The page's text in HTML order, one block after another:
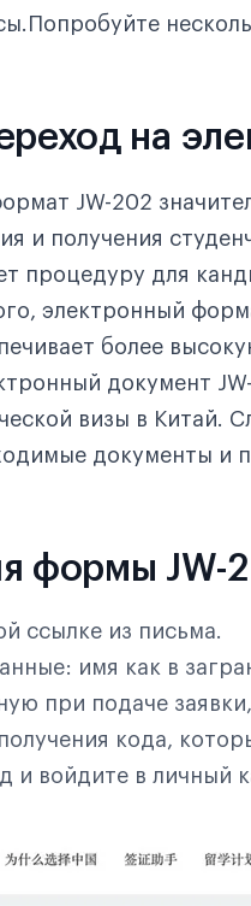
на
JW-202
и получения
процедуру для
электронный
более
документ
визы в Китай.
документы и
формы JW-
ссылке из письма.
имя как в
при подаче
кода,
и войдите в личный